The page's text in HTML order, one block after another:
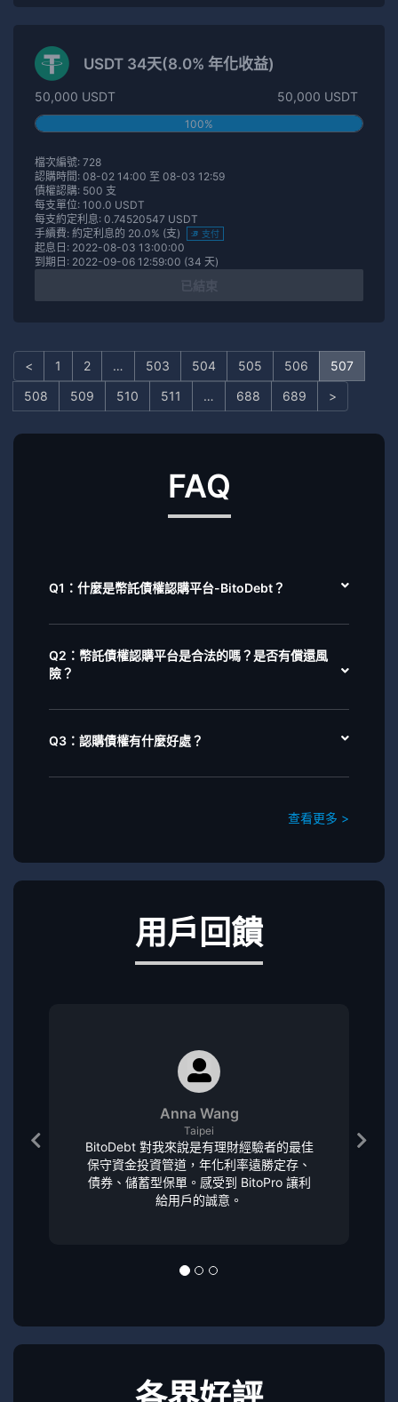
USDT 34天(8.0% 年化收益)
50,000 USDT 50,000 USDT
100%
檔次編號: 728
認購時間: 08-02 14:00 至 08-03 12:59
債權認購: 500 支
每支單位: 100.0 USDT
每支約定利息: 0.74520547 USDT
手續費: 約定利息的 20.0% (支)
支付
起息日: 2022-08-03 13:00:00
到期日: 2022-09-06 12:59:00 (34 天)
< 1 2 … 503 504 505 506
507
508
509 510 511 … 688 689 >
FAQ
Q1：什麼是幣託債權認購平台-BitoDebt？
Q2：幣託債權認購平台是合法的嗎？是否有償還風
險？
Q3：認購債權有什麼好處？
查看更多 >
用戶回饋
Anna Wang
Taipei
BitoDebt 對我來說是有理財經驗者的最佳
保守資金投資管道，年化利率遠勝定存、
債券、儲蓄型保單。感受到 BitoPro 讓利
給用戶的誠意。